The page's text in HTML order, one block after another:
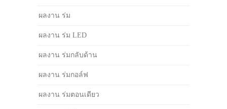
ผลงาน ร่ม
ผลงาน ร่ม LED
ผลงาน ร่มกลับด้าน
ผลงาน ร่มกอล์ฟ
ผลงาน ร่มตอนเดียว